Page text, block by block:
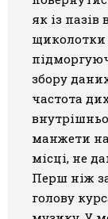
як із пазів
щиколотки
збору
частота
манжети
місці, не
Перш ніж
голову